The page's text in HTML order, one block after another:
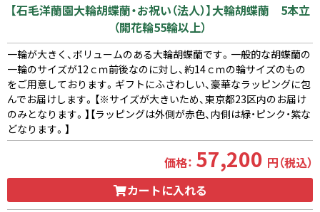
【石毛洋蘭園大輪胡蝶蘭・お祝い（法人）】大輪胡蝶蘭 5本立
（開花輪55輪以上）
一輪が大きく、ボリュームのある大輪胡蝶蘭です。一般的な胡蝶蘭の
一輪のサイズが12ｃｍ前後なのに対し、約14ｃｍの輪サイズのもの
をご用意しております。ギフトにふさわしい、豪華なラッピングに包
んでお届けします。【※サイズが大きいため、東京都23区内のお届け
のみとなります。】【ラッピングは外側が赤色、内側は緑・ピンク・紫な
どなります。】
価格： 57,200 円（税込）
カートに入れる